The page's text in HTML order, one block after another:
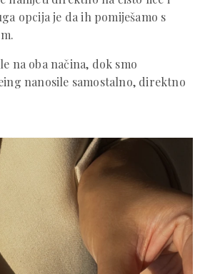
opcija je da ih pomiješamo s
na oba načina, dok smo
nanosile samostalno, direktno